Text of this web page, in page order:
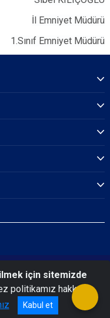
İl Emniyet Müdürü
1.Sınıf Emniyet Müdürü
için sitemizde
politikamız hakkında
Kabul et